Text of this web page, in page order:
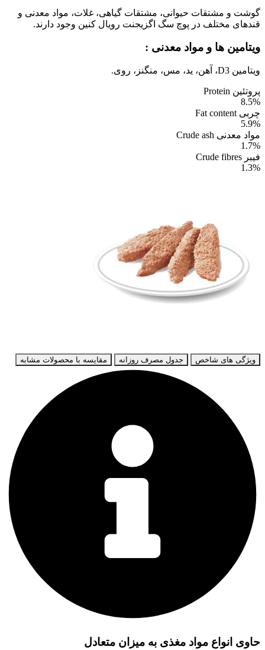
گوشت و مشتقات حیوانی، مشتقات گیاهی، غلات، مواد معدنی و
قندهای مختلف در پوچ سگ اگزیجنت رویال کنین وجود دارند.
ویتامین ها و مواد معدنی :
ویتامین D3، آهن، ید، مس، منگنز، روی.
پروتئین Protein
8.5%
چربی Fat content
5.9%
مواد معدنی Crude ash
1.7%
فیبر Crude fibres
1.3%
ویژگی های شاخص جدول مصرف روزانه مقایسه با محصولات مشابه
حاوی انواع مواد مغذی به میزان متعادل